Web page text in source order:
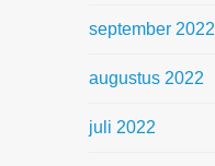
september 2022
augustus 2022
juli 2022